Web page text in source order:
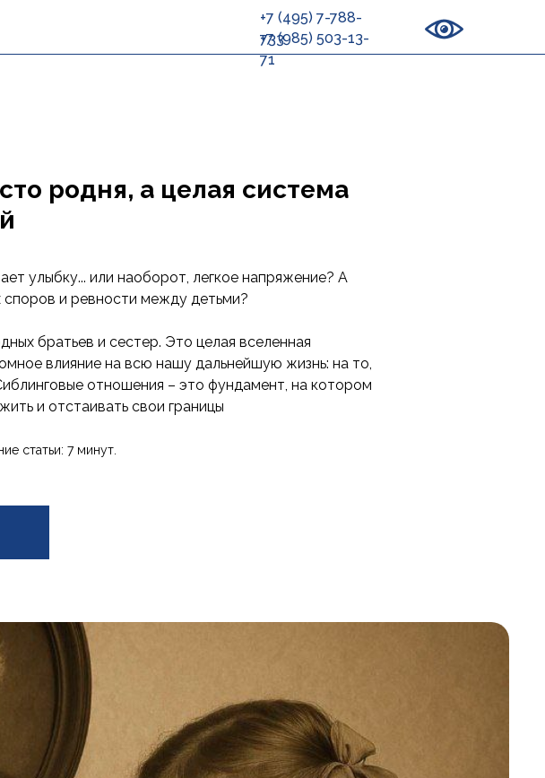
+7 (495) 7-788-
733
+7 (985) 503-13-
71
родня, а целая система
улыбку... или наоборот, легкое напряжение? А
и ревности между детьми?
братьев и сестер. Это целая вселенная
влияние на всю нашу дальнейшую жизнь: на то,
отношения – это фундамент, на котором
и отстаивать свои границы
статьи: 7 минут.